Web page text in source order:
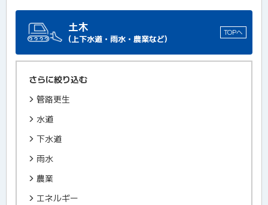
土木
(上下水道・雨水・農業など)
TOPへ
さらに絞り込む
管路更生
水道
下水道
雨水
農業
エネルギー